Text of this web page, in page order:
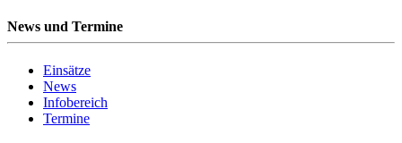
News und Termine
Einsätze
News
Infobereich
Termine